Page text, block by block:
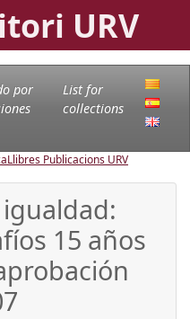
URV
por
List for
collections
Llibres Publicacions URV
15 años